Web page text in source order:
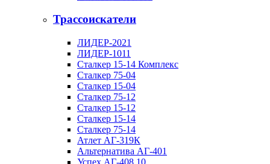
Трассоискатели
ЛИДЕР-2021
ЛИДЕР-1011
Сталкер 15-14 Комплекс
Сталкер 75-04
Сталкер 15-04
Сталкер 75-12
Сталкер 15-12
Сталкер 15-14
Сталкер 75-14
Атлет АГ-319К
Альтернатива АГ-401
Успех АГ-408.10